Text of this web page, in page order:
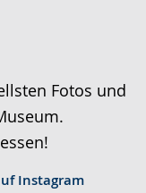
Fotos und
Instagram